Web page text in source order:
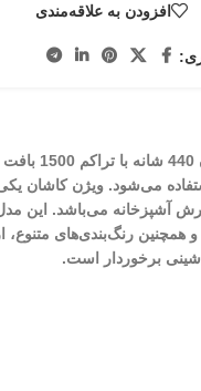
افزودن به علاقه‌مندی
فرش فانتزی
می‌شود. ویژن کاشان
آشپزخانه می‌باشد. این
رنگ‌بندی‌های متنوع،
برخوردار است.